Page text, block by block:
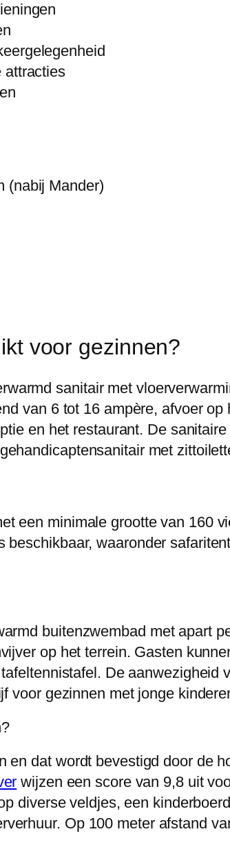
attracties
(nabij Mander)
voor gezinnen?
sanitair met
van 6 tot 16 ampère, afvoer
en het restaurant. De
met
een minimale grootte van 160
waaronder
buitenzwembad met apart
op het terrein. Gasten
De aanwezigheid
voor gezinnen met jonge
dat wordt bevestigd door de
wijzen een score van 9,8 uit
diverse veldjes, een
Op 100 meter afstand